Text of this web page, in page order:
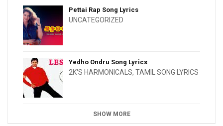
Pettai Rap Song Lyrics
UNCATEGORIZED
Yedho Ondru Song Lyrics
2K'S HARMONICALS, TAMIL SONG LYRICS
SHOW MORE